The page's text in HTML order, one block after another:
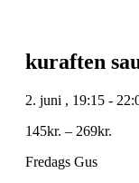
kuraften
2. juni , 19:15 -
145kr. – 269kr.
Fredags Gus